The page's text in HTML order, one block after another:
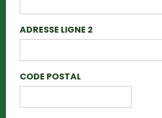
ADRESSE LIGNE 2
CODE POSTAL